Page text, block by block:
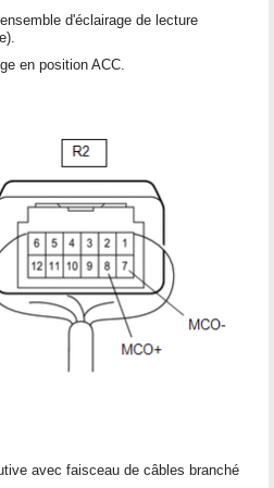
d'éclairage de lecture
en position ACC.
avec faisceau de câbles branché